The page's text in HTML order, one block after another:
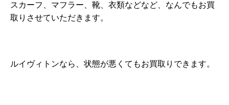
スカーフ、マフラー、靴、衣類などなど、なんでもお買
取りさせていただきます。
ルイヴィトンなら、状態が悪くてもお買取りできます。